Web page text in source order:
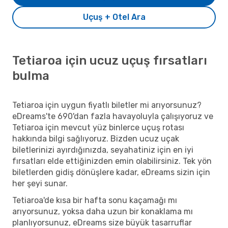
Uçuş + Otel Ara
Tetiaroa için ucuz uçuş fırsatları
bulma
Tetiaroa için uygun fiyatlı biletler mi arıyorsunuz?
eDreams'te 690'dan fazla havayoluyla çalışıyoruz ve
Tetiaroa için mevcut yüz binlerce uçuş rotası
hakkında bilgi sağlıyoruz. Bizden ucuz uçak
biletlerinizi ayırdığınızda, seyahatiniz için en iyi
fırsatları elde ettiğinizden emin olabilirsiniz. Tek yön
biletlerden gidiş dönüşlere kadar, eDreams sizin için
her şeyi sunar.
Tetiaroa'de kısa bir hafta sonu kaçamağı mı
arıyorsunuz, yoksa daha uzun bir konaklama mı
planlıyorsunuz, eDreams size büyük tasarruflar